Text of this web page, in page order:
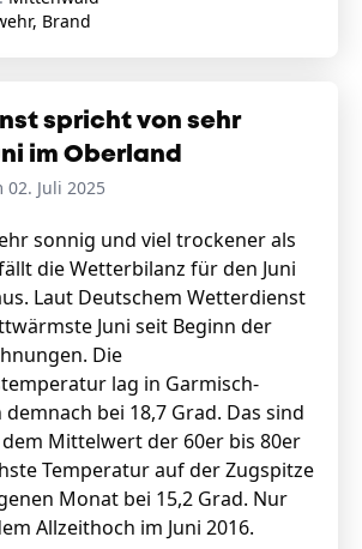
Brand
spricht von sehr
im Oberland
Juli 2025
sonnig und viel trockener als
die Wetterbilanz für den Juni
Laut Deutschem Wetterdienst
Juni seit Beginn der
Die
lag in Garmisch-
bei 18,7 Grad. Das sind
Mittelwert der 60er bis 80er
Temperatur auf der Zugspitze
Monat bei 15,2 Grad. Nur
Allzeithoch im Juni 2016.